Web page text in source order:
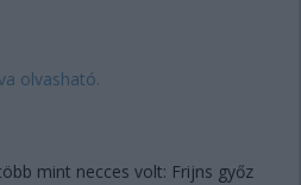
olvasható.
mint necces volt: Frijns győz